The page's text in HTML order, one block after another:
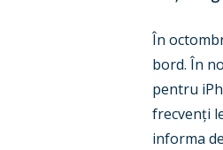
În
bord. În
pentru
frecvenți
informa